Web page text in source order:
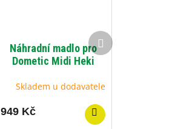
Náhradní madlo pro
Dometic Midi Heki
Skladem u dodavatele
949 Kč
Další
produkt